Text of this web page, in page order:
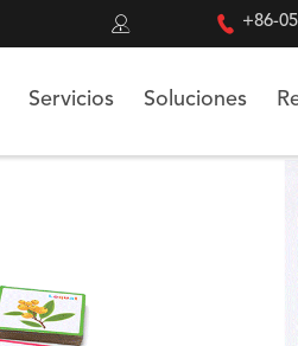
  +86-
Servicios Soluciones